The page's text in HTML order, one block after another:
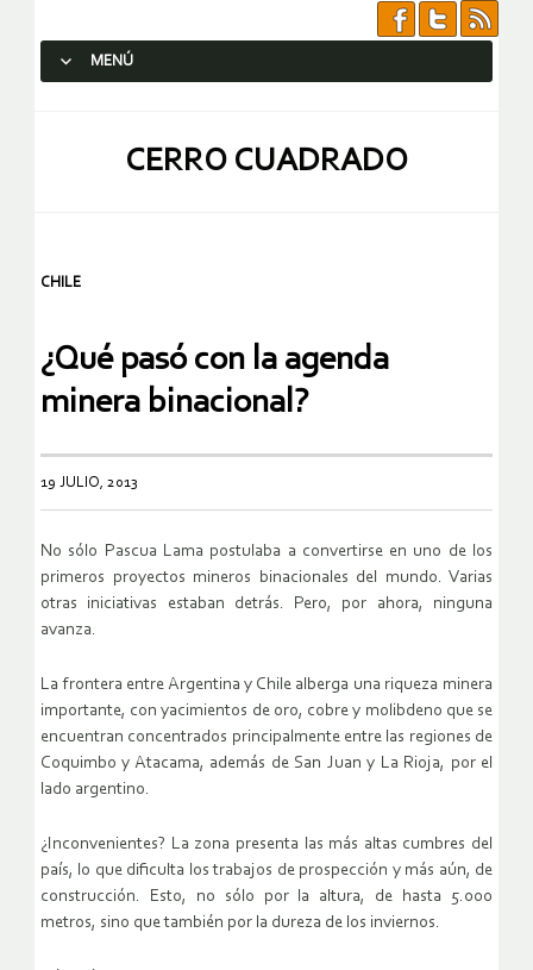
MENÚ
CERRO CUADRADO
CHILE
¿Qué pasó con la agenda
minera binacional?
19 JULIO, 2013
No sólo Pascua Lama postulaba a convertirse en uno de los
primeros proyectos mineros binacionales del mundo. Varias
otras iniciativas estaban detrás. Pero, por ahora, ninguna
avanza.
La frontera entre Argentina y Chile alberga una riqueza minera
importante, con yacimientos de oro, cobre y molibdeno que se
encuentran concentrados principalmente entre las regiones de
Coquimbo y Atacama, además de San Juan y La Rioja, por el
lado argentino.
¿Inconvenientes? La zona presenta las más altas cumbres del
país, lo que dificulta los trabajos de prospección y más aún, de
construcción. Esto, no sólo por la altura, de hasta 5.000
metros, sino que también por la dureza de los inviernos.